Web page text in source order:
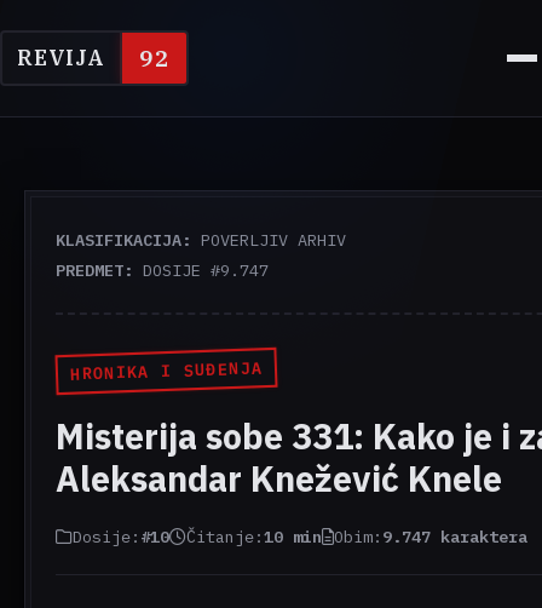
REVIJA 92
KLASIFIKACIJA:
POVERLJIV ARHIV
PREDMET:
DOSIJE #9.747
HRONIKA I SUĐENJA
Misterija sobe 331: Kako je i
Aleksandar Knežević Knele
Dosije: #10 Čitanje:10 min Obim: 9.747 karaktera